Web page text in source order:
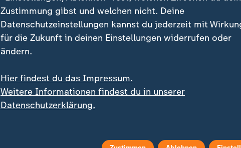
Streit nach Ceuta-Ereignissen
Spanien führt
Grenzkontrollen zu Italien
Was die Szene besonders
Berliner Clubs: Volle
Zustimmung gibst und welchen nicht. Deine
Datenschutzeinstellungen kannst du jederzeit mit
für die Zukunft in deinen Einstellungen widerrufen oder
ändern.
Hier findest du das Impressum.
Weitere Informationen findest du in unserer
Datenschutzerklärung.